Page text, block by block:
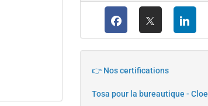
👉 Nos certifications
Tosa pour la bureautique - Cloe